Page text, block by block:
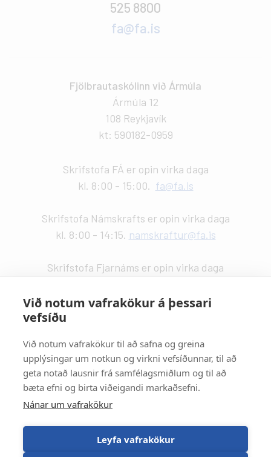
Við notum vafrakökur á þessari
vefsíðu
Við notum vafrakökur til að safna og greina
upplýsingar um notkun og virkni vefsíðunnar, til að
geta notað lausnir frá samfélagsmiðlum og til að
bæta efni og birta viðeigandi markaðsefni.
Nánar um vafrakökur
Leyfa vafrakökur
525 8800
fa@fa.is
Fjölbrautaskólinn við Ármúla
Ármúla 12
108 Reykjavík
kt: 590182-0959
Skrifstofa FÁ er opin virka daga
kl. 8:00 - 15:00. fa@fa.is
Skrifstofa Námskrafts er opin virka daga
kl. 8:00 - 14:15. namskraftur@fa.is
Skrifstofa Fjarnáms er opin virka daga
Strætisvagnar:
Númer 11 stansar við Háaleitisbraut.
Númer 2, 5, 15 og 17 stansa við Suðurlandsbraut.